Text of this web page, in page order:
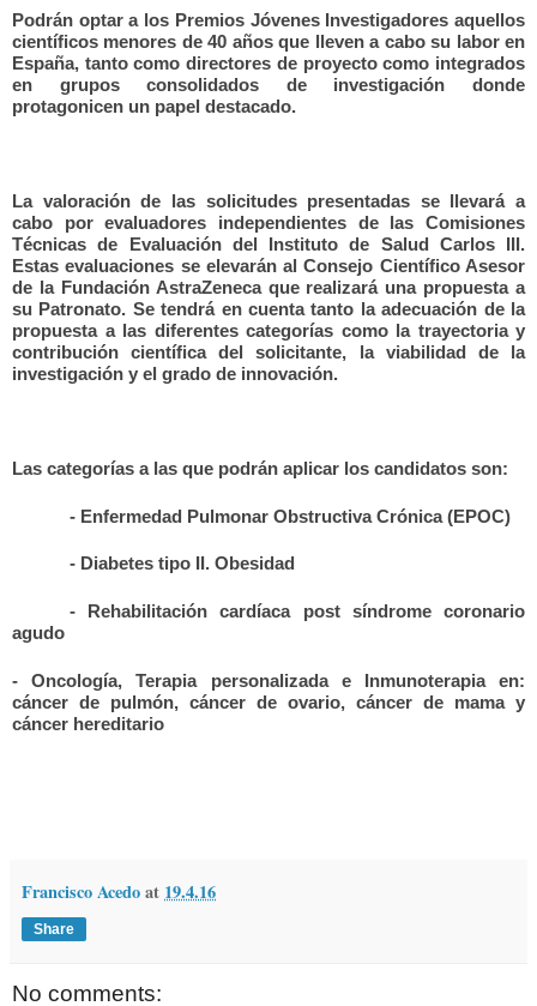
Podrán optar a los Premios Jóvenes Investigadores aquellos
científicos menores de 40 años que lleven a cabo su labor en
España, tanto como directores de proyecto como integrados
en grupos consolidados de investigación donde
protagonicen un papel destacado.
La valoración de las solicitudes presentadas se llevará a
cabo por evaluadores independientes de las Comisiones
Técnicas de Evaluación del Instituto de Salud Carlos III.
Estas evaluaciones se elevarán al Consejo Científico Asesor
de la Fundación AstraZeneca que realizará una propuesta a
su Patronato. Se tendrá en cuenta tanto la adecuación de la
propuesta a las diferentes categorías como la trayectoria y
contribución científica del solicitante, la viabilidad de la
investigación y el grado de innovación.
Las categorías a las que podrán aplicar los candidatos son:
- Enfermedad Pulmonar Obstructiva Crónica (EPOC)
- Diabetes tipo II. Obesidad
- Rehabilitación cardíaca post síndrome coronario
agudo
- Oncología, Terapia personalizada e Inmunoterapia en:
cáncer de pulmón, cáncer de ovario, cáncer de mama y
cáncer hereditario
Francisco Acedoat19.4.16
Share
No comments: